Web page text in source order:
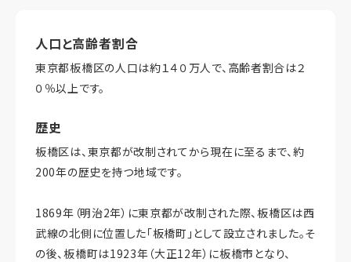
人口と高齢者割合
東京都板橋区の人口は約１４０万人で、高齢者割合は２
０％以上です。
歴史
板橋区は、東京都が改制されてから現在に至るまで、約
200年の歴史を持つ地域です。
1869年（明治2年）に東京都が改制された際、板橋区は西
武線の北側に位置した「板橋町」として設立されました。そ
の後、板橋町は1923年（大正12年）に板橋市となり、